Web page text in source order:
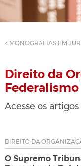
< MONOGRAFIAS EM
Direito da
Federalismo
Acesse os
DIREITO DA
O Supremo